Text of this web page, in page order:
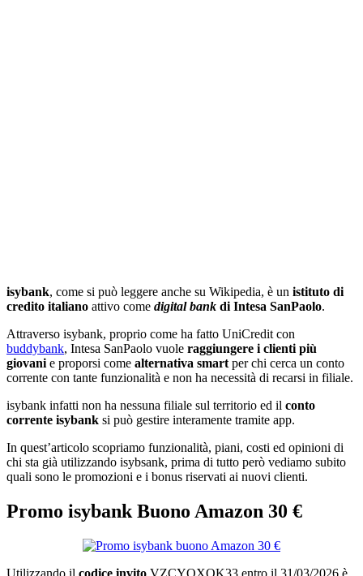
isybank, come si può leggere anche su Wikipedia, è un istituto di
credito italiano attivo come digital bank di Intesa SanPaolo.
Attraverso isybank, proprio come ha fatto UniCredit con
buddybank, Intesa SanPaolo vuole raggiungere i clienti più
giovani e proporsi come alternativa smart per chi cerca un conto
corrente con tante funzionalità e non ha necessità di recarsi in filiale.
isybank infatti non ha nessuna filiale sul territorio ed il conto
corrente isybank si può gestire interamente tramite app.
In quest’articolo scopriamo funzionalità, piani, costi ed opinioni di
chi sta già utilizzando isybsank, prima di tutto però vediamo subito
quali sono le promozioni e i bonus riservati ai nuovi clienti.
Promo isybank Buono Amazon 30 €
Utilizzando il codice invito VZCYQXOK33 entro il 31/03/2026 è